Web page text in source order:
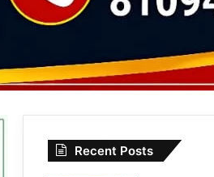
Recent Posts